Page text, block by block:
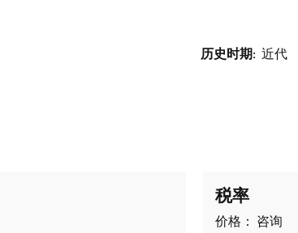
历史时期 近代
税率
价格： 咨询